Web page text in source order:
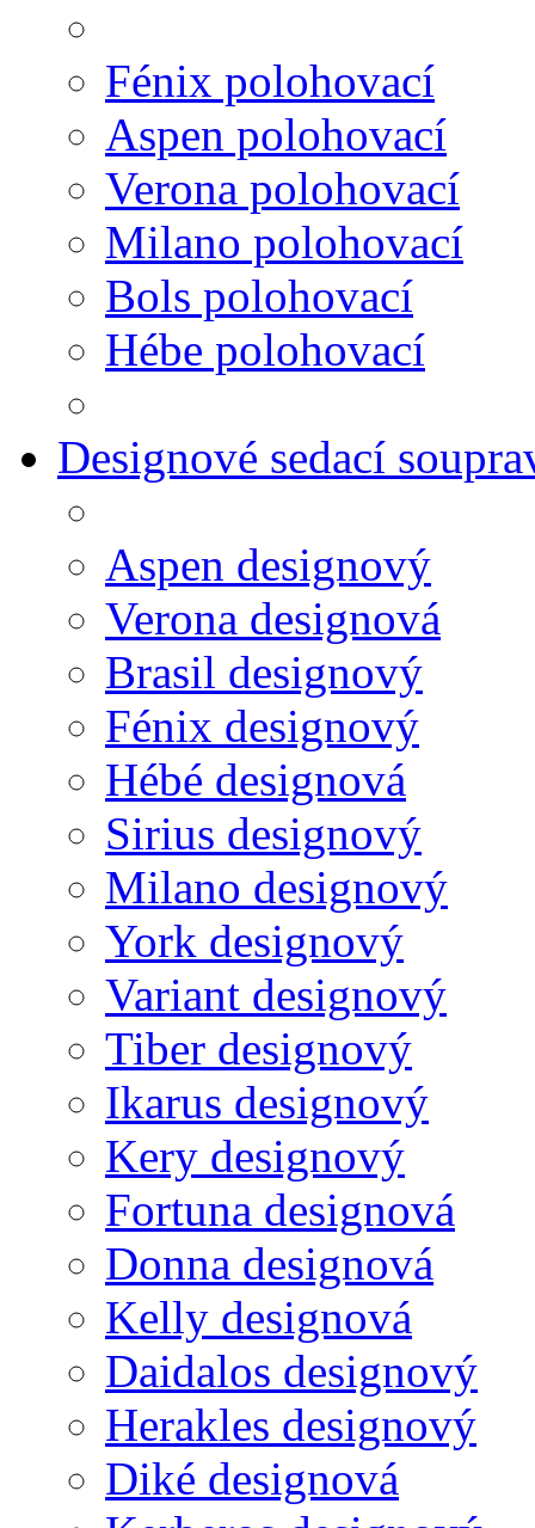
Fénix polohovací
Aspen polohovací
Verona polohovací
Milano polohovací
Bols polohovací
Hébe polohovací
Designové sedací
Aspen designový
Verona designová
Brasil designový
Fénix designový
Hébé designová
Sirius designový
Milano designový
York designový
Variant designový
Tiber designový
Ikarus designový
Kery designový
Fortuna designová
Donna designová
Kelly designová
Daidalos designový
Herakles designový
Diké designová